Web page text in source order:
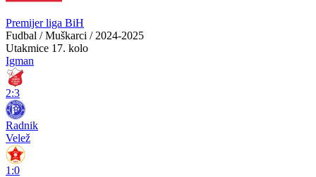
Premijer liga BiH
Fudbal / Muškarci / 2024-2025
Utakmice 17. kolo
Igman
2:3
Radnik
Velež
1:0